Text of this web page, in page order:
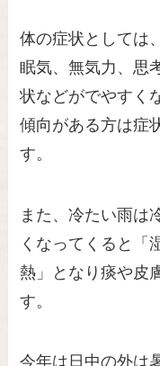
体の症状としては
眠気、無気力、思
状などがでやすく
傾向がある方は症
す。
また、冷たい雨は
くなってくると「
熱」となり痰や皮
す。
今年は日中の外は